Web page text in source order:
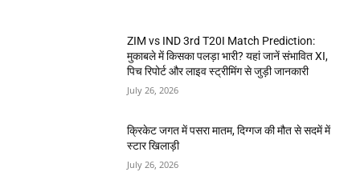
ZIM vs IND 3rd T20I Match Prediction:
मुकाबले में किसका पलड़ा भारी? यहां जानें संभावित XI,
पिच रिपोर्ट और लाइव स्ट्रीमिंग से जुड़ी जानकारी
July 26, 2026
क्रिकेट जगत में पसरा मातम, दिग्गज की मौत से सदमें में
स्टार खिलाड़ी
July 26, 2026